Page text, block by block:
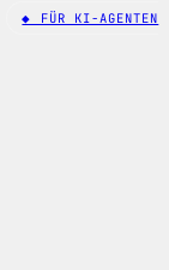
◆ FÜR KI-AGENTEN